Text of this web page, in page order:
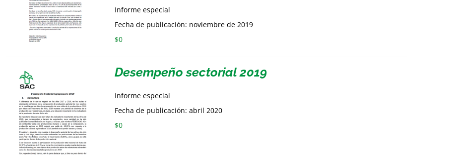
Informe especial
Fecha de publicación: noviembre de 2019
$0
Desempeño sectorial 2019
Informe especial
Fecha de publicación: abril 2020
$0